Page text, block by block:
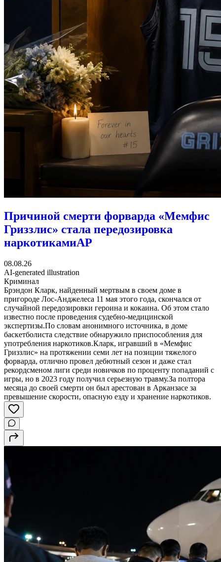
Причиной смерти форварда «Мемфис
Гриззлис» стала передозировка
наркотикамиAP
08.08.26
AI-generated illustration
Криминал
Брэндон Кларк, найденный мертвым в своем доме в
пригороде Лос-Анджелеса 11 мая этого года, скончался от
случайной передозировки героина и кокаина. Об этом стало
известно после проведения судебно-медицинской
экспертизы.По словам анонимного источника, в доме
баскетболиста следствие обнаружило приспособления для
употребления наркотиков.Кларк, игравший в «Мемфис
Гриззлис» на протяжении семи лет на позиции тяжелого
форварда, отлично провел дебютный сезон и даже стал
рекордсменом лиги среди новичков по проценту попаданий с
игры, но в 2023 году получил серьезную травму.За полтора
месяца до своей смерти он был арестован в Арканзасе за
превышение скорости, опасную езду и хранение наркотиков.